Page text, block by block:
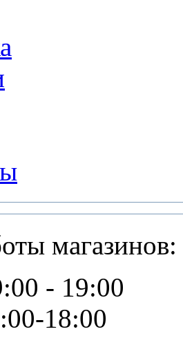
магазинов:
- 19:00
18:00